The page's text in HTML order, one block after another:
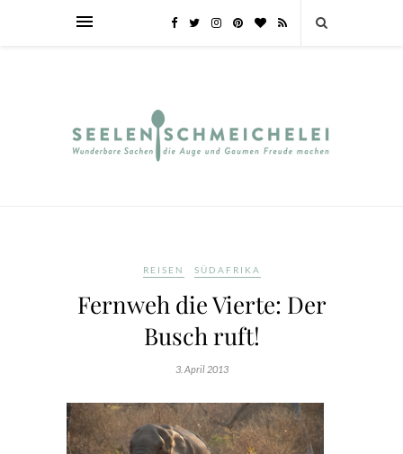
REISEN SÜDAFRIKA
Fernweh die Vierte: Der
Busch ruft!
3. April 2013